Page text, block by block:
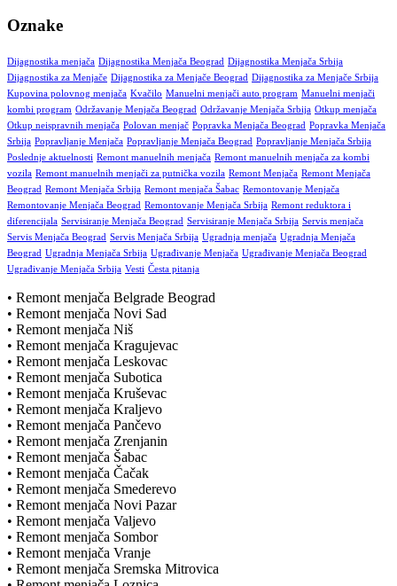
Oznake
Dijagnostika menjača Dijagnostika Menjača Beograd Dijagnostika Menjača Srbija
Dijagnostika za Menjače Dijagnostika za Menjače Beograd Dijagnostika za Menjače Srbija
Kupovina polovnog menjača Kvačilo Manuelni menjači auto program Manuelni menjači
kombi program Održavanje Menjača Beograd Održavanje Menjača Srbija Otkup menjača
Otkup neispravnih menjača Polovan menjač Popravka Menjača Beograd Popravka Menjača
Srbija Popravljanje Menjača Popravljanje Menjača Beograd Popravljanje Menjača Srbija
Poslednje aktuelnosti Remont manuelnih menjača Remont manuelnih menjača za kombi
vozila Remont manuelnih menjači za putnička vozila Remont Menjača Remont Menjača
Beograd Remont Menjača Srbija Remont menjača Šabac Remontovanje Menjača
Remontovanje Menjača Beograd Remontovanje Menjača Srbija Remont reduktora i
diferencijala Servisiranje Menjača Beograd Servisiranje Menjača Srbija Servis menjača
Servis Menjača Beograd Servis Menjača Srbija Ugradnja menjača Ugradnja Menjača
Beograd Ugradnja Menjača Srbija Ugrađivanje Menjača Ugrađivanje Menjača Beograd
Ugrađivanje Menjača Srbija Vesti Česta pitanja
• Remont menjača Belgrade Beograd
• Remont menjača Novi Sad
• Remont menjača Niš
• Remont menjača Kragujevac
• Remont menjača Leskovac
• Remont menjača Subotica
• Remont menjača Kruševac
• Remont menjača Kraljevo
• Remont menjača Pančevo
• Remont menjača Zrenjanin
• Remont menjača Šabac
• Remont menjača Čačak
• Remont menjača Smederevo
• Remont menjača Novi Pazar
• Remont menjača Valjevo
• Remont menjača Sombor
• Remont menjača Vranje
• Remont menjača Sremska Mitrovica